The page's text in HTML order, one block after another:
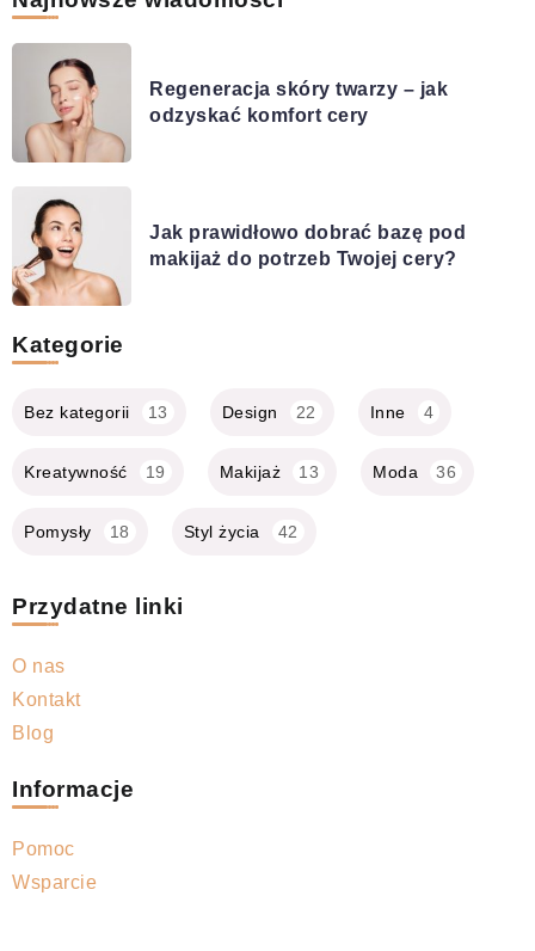
Regeneracja skóry twarzy – jak
odzyskać komfort cery
Jak prawidłowo dobrać bazę pod
makijaż do potrzeb Twojej cery?
Kategorie
Bez kategorii 13 Design 22 Inne 4
Kreatywność 19 Makijaż 13 Moda 36
Pomysły 18 Styl życia 42
Przydatne linki
O nas
Kontakt
Blog
Informacje
Pomoc
Wsparcie